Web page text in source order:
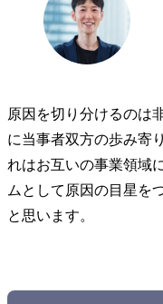
原因を切り分けるのは
に当事者双方の歩み寄
れはお互いの事業領域
ムとして原因の目星を
と思います。